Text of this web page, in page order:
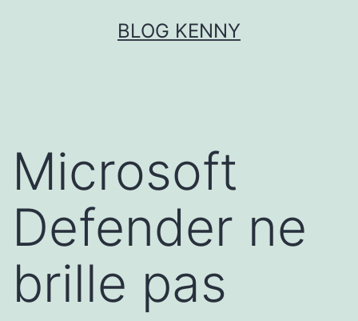
BLOG KENNY
Microsoft
Defender ne
brille pas